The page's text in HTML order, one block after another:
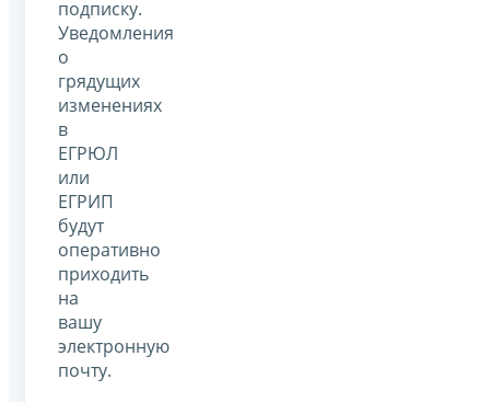
подписку.
Уведомления
о
грядущих
изменениях
в
ЕГРЮЛ
или
ЕГРИП
будут
оперативно
приходить
на
вашу
электронную
почту.